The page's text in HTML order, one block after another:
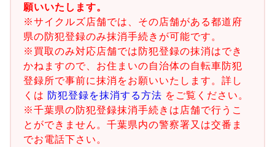
願いいたします。
※サイクルズ店舗では、その店舗がある都道府
県の防犯登録のみ抹消手続きが可能です。
※買取のみ対応店舗では防犯登録の抹消はでき
かねますので、お住まいの自治体の自転車防犯
登録所で事前に抹消をお願いいたします。詳し
くは 防犯登録を抹消する方法 をご覧ください。
※千葉県の防犯登録抹消手続きは店舗で行うこ
とができません。千葉県内の警察署又は交番ま
でお電話下さい。